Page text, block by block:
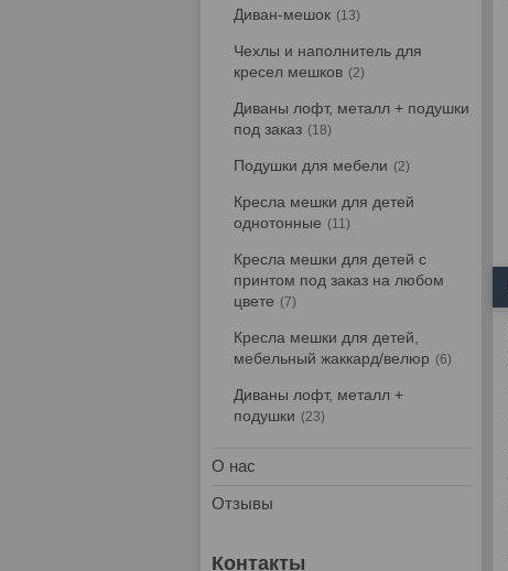
Диван-мешок 13
Чехлы и наполнитель для
кресел мешков
2
Диваны лофт, металл + подушки
под заказ
18
Подушки для мебели 2
Кресла мешки для детей
однотонные
11
Кресла мешки для детей с
принтом под заказ на любом
цвете
7
Кресла мешки для детей,
мебельный жаккард/велюр
6
Диваны лофт, металл +
подушки
23
О нас
Отзывы